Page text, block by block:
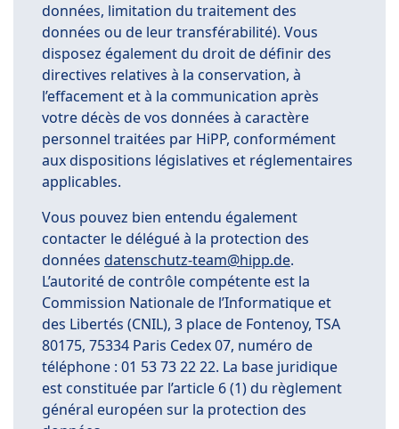
données, limitation du traitement des
données ou de leur transférabilité). Vous
disposez également du droit de définir des
directives relatives à la conservation, à
l’effacement et à la communication après
votre décès de vos données à caractère
personnel traitées par HiPP, conformément
aux dispositions législatives et réglementaires
applicables.
Vous pouvez bien entendu également
contacter le délégué à la protection des
données datenschutz-team@hipp.de.
L’autorité de contrôle compétente est la
Commission Nationale de l’Informatique et
des Libertés (CNIL), 3 place de Fontenoy, TSA
80175, 75334 Paris Cedex 07, numéro de
téléphone : 01 53 73 22 22. La base juridique
est constituée par l’article 6 (1) du règlement
général européen sur la protection des